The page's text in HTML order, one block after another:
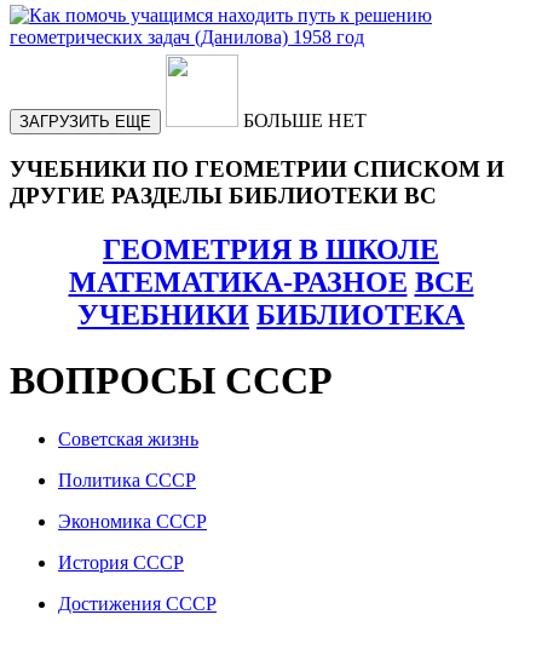
ЗАГРУЗИТЬ ЕЩЕ БОЛЬШЕ НЕТ
УЧЕБНИКИ ПО ГЕОМЕТРИИ СПИСКОМ И
ДРУГИЕ РАЗДЕЛЫ БИБЛИОТЕКИ ВС
ГЕОМЕТРИЯ В ШКОЛЕ
МАТЕМАТИКА-РАЗНОЕ ВСЕ
УЧЕБНИКИ БИБЛИОТЕКА
ВОПРОСЫ СССР
Советская жизнь
Политика СССР
Экономика СССР
История СССР
Достижения СССР